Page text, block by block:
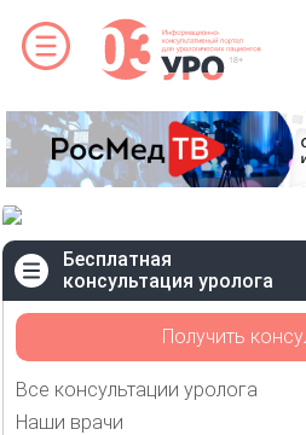
Бесплатная
консультация уролога
Получить
Все консультации уролога
Наши врачи